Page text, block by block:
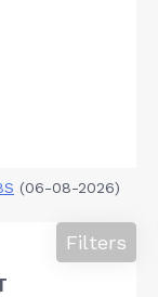
(06-08-2026)
Filters